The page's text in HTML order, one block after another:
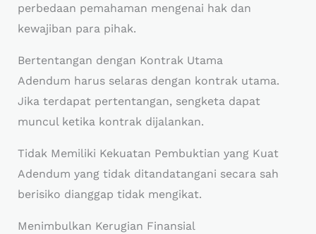
perbedaan pemahaman mengenai hak dan
kewajiban para pihak.
Bertentangan dengan Kontrak Utama
Adendum harus selaras dengan kontrak utama.
Jika terdapat pertentangan, sengketa dapat
muncul ketika kontrak dijalankan.
Tidak Memiliki Kekuatan Pembuktian yang Kuat
Adendum yang tidak ditandatangani secara sah
berisiko dianggap tidak mengikat.
Menimbulkan Kerugian Finansial